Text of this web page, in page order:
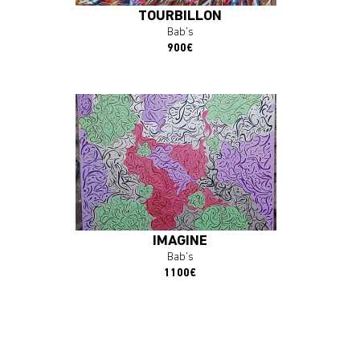
TOURBILLON
Bab's
900€
IMAGINE
Bab's
1100€